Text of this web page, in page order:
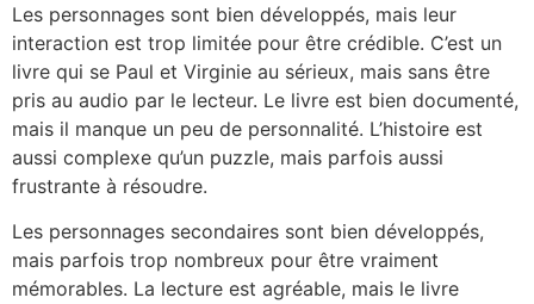
Les personnages sont bien développés, mais leur
interaction est trop limitée pour être crédible. C’est un
livre qui se Paul et Virginie au sérieux, mais sans être
pris au audio par le lecteur. Le livre est bien documenté,
mais il manque un peu de personnalité. L’histoire est
aussi complexe qu’un puzzle, mais parfois aussi
frustrante à résoudre.
Les personnages secondaires sont bien développés,
mais parfois trop nombreux pour être vraiment
mémorables. La lecture est agréable, mais le livre